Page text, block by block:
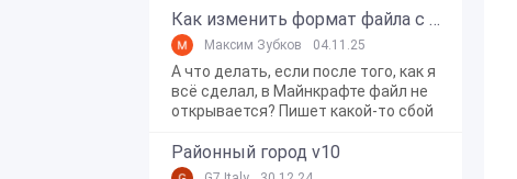
Как изменить формат файла с zip в mcworld?
Максим Зубков 04.11.25
А что делать, если после того, как я
всё сделал, в Майнкрафте файл не
открывается? Пишет какой-то сбой
Районный город v10